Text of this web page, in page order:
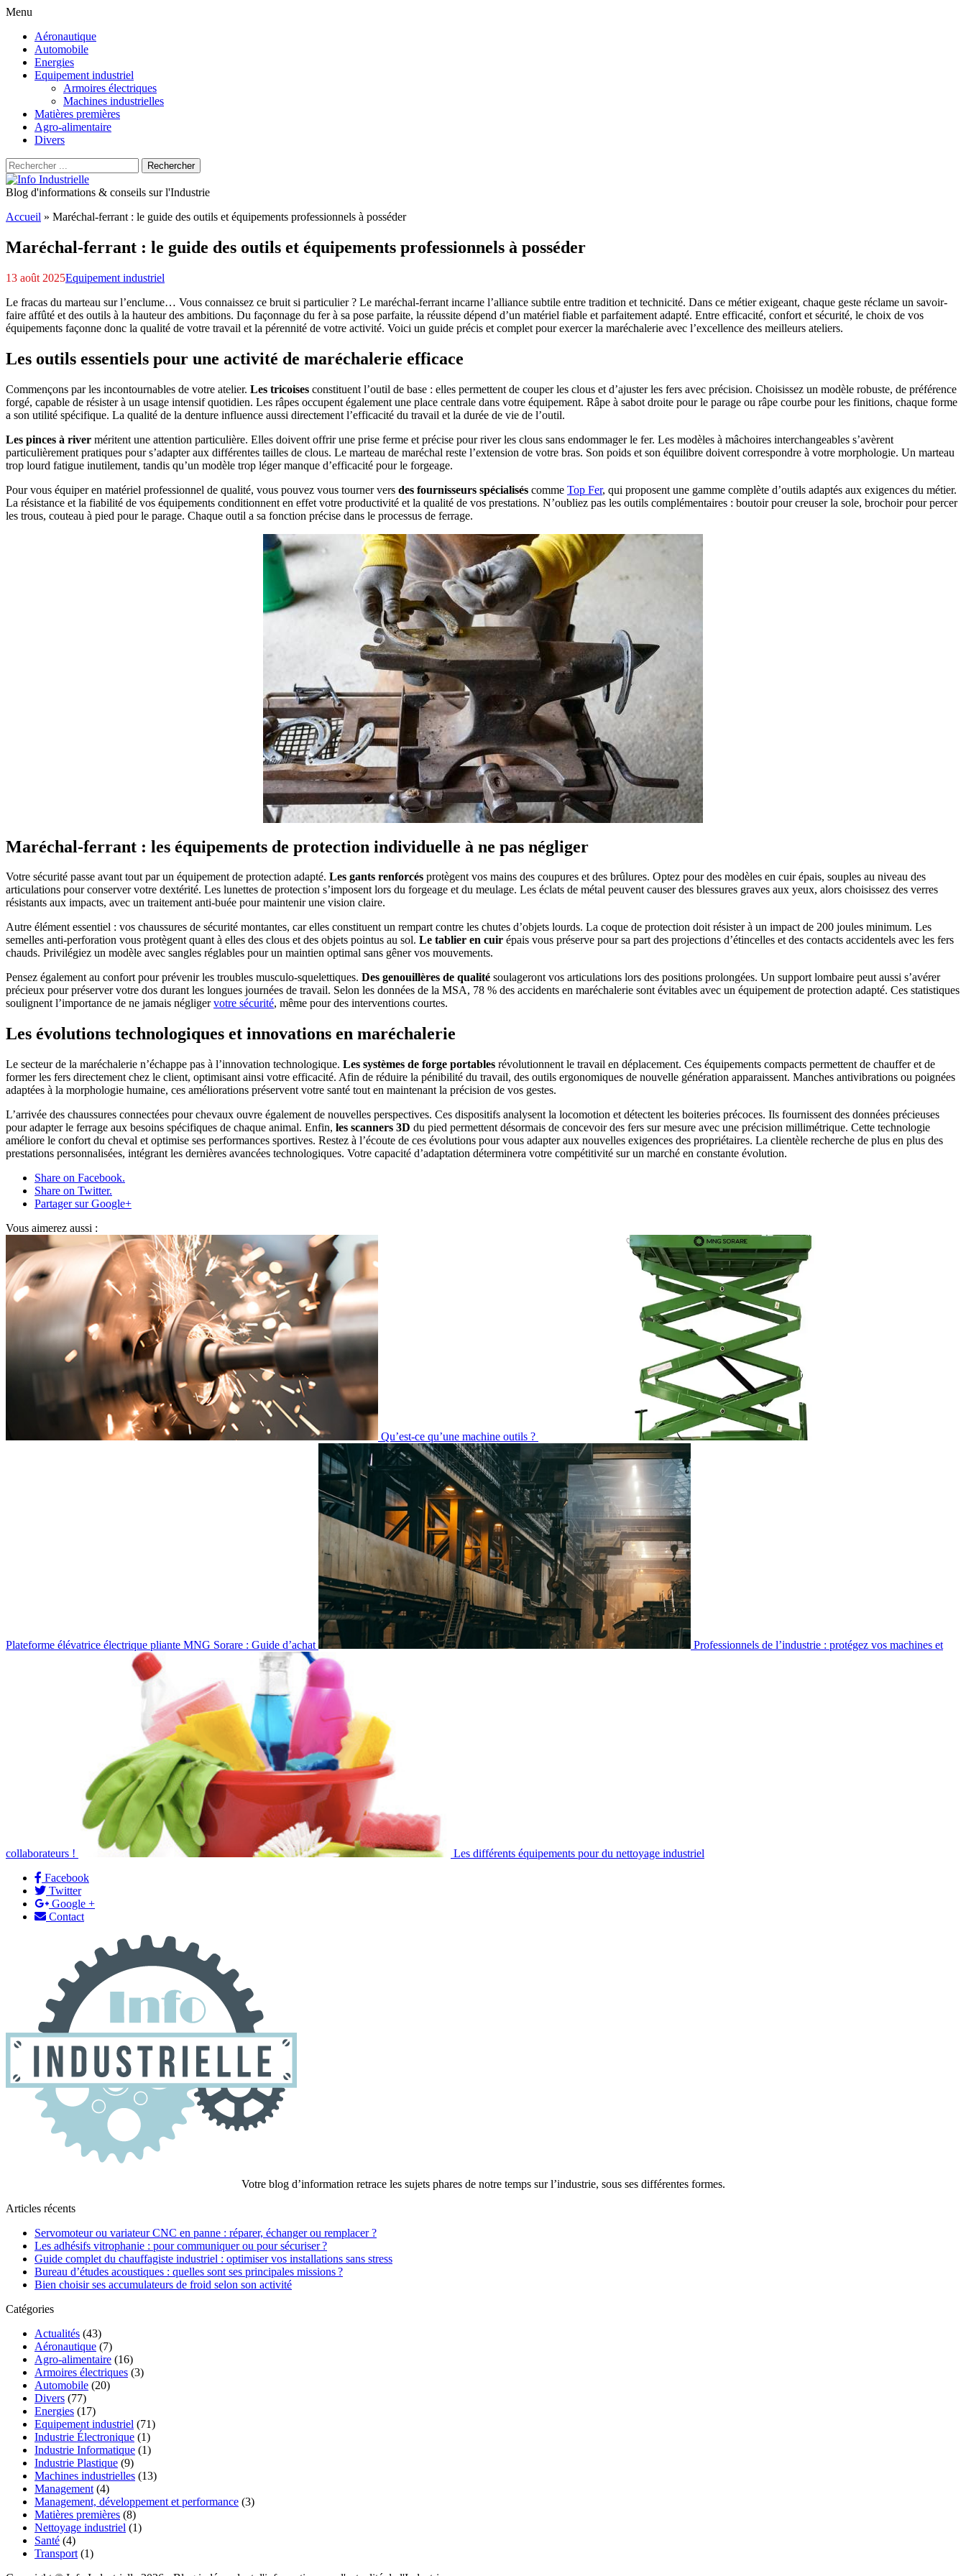
Menu
contenu
principal
Aéronautique
Automobile
Energies
Equipement industriel
Armoires électriques
Machines industrielles
Matières premières
Agro-alimentaire
Divers
Recherche
pour
:
Rechercher
Blog d'informations & conseils sur l'Industrie
Accueil » Maréchal-ferrant : le guide des outils et équipements professionnels à posséder
Maréchal-ferrant : le guide des outils et équipements professionnels à posséder
13 août 2025Equipement industriel
Le fracas du marteau sur l’enclume… Vous connaissez ce bruit si particulier ? Le maréchal-ferrant incarne l’alliance subtile entre tradition et technicité. Dans ce métier exigeant, chaque geste réclame un savoir-
faire affûté et des outils à la hauteur des ambitions. Du façonnage du fer à sa pose parfaite, la réussite dépend d’un matériel fiable et parfaitement adapté. Entre efficacité, confort et sécurité, le choix de vos
équipements façonne donc la qualité de votre travail et la pérennité de votre activité. Voici un guide précis et complet pour exercer la maréchalerie avec l’excellence des meilleurs ateliers.
Les outils essentiels pour une activité de maréchalerie efficace
Commençons par les incontournables de votre atelier. Les tricoises constituent l’outil de base : elles permettent de couper les clous et d’ajuster les fers avec précision. Choisissez un modèle robuste, de préférence
forgé, capable de résister à un usage intensif quotidien. Les râpes occupent également une place centrale dans votre équipement. Râpe à sabot droite pour le parage ou râpe courbe pour les finitions, chaque forme
a son utilité spécifique. La qualité de la denture influence aussi directement l’efficacité du travail et la durée de vie de l’outil.
Les pinces à river méritent une attention particulière. Elles doivent offrir une prise ferme et précise pour river les clous sans endommager le fer. Les modèles à mâchoires interchangeables s’avèrent
particulièrement pratiques pour s’adapter aux différentes tailles de clous. Le marteau de maréchal reste l’extension de votre bras. Son poids et son équilibre doivent correspondre à votre morphologie. Un marteau
trop lourd fatigue inutilement, tandis qu’un modèle trop léger manque d’efficacité pour le forgeage.
Pour vous équiper en matériel professionnel de qualité, vous pouvez vous tourner vers des fournisseurs spécialisés comme Top Fer, qui proposent une gamme complète d’outils adaptés aux exigences du métier.
La résistance et la fiabilité de vos équipements conditionnent en effet votre productivité et la qualité de vos prestations. N’oubliez pas les outils complémentaires : boutoir pour creuser la sole, brochoir pour percer
les trous, couteau à pied pour le parage. Chaque outil a sa fonction précise dans le processus de ferrage.
Maréchal-ferrant : les équipements de protection individuelle à ne pas négliger
Votre sécurité passe avant tout par un équipement de protection adapté. Les gants renforcés protègent vos mains des coupures et des brûlures. Optez pour des modèles en cuir épais, souples au niveau des
articulations pour conserver votre dextérité. Les lunettes de protection s’imposent lors du forgeage et du meulage. Les éclats de métal peuvent causer des blessures graves aux yeux, alors choisissez des verres
résistants aux impacts, avec un traitement anti-buée pour maintenir une vision claire.
Autre élément essentiel : vos chaussures de sécurité montantes, car elles constituent un rempart contre les chutes d’objets lourds. La coque de protection doit résister à un impact de 200 joules minimum. Les
semelles anti-perforation vous protègent quant à elles des clous et des objets pointus au sol. Le tablier en cuir épais vous préserve pour sa part des projections d’étincelles et des contacts accidentels avec les fers
chauds. Privilégiez un modèle avec sangles réglables pour un maintien optimal sans gêner vos mouvements.
Pensez également au confort pour prévenir les troubles musculo-squelettiques. Des genouillères de qualité soulageront vos articulations lors des positions prolongées. Un support lombaire peut aussi s’avérer
précieux pour préserver votre dos durant les longues journées de travail. Selon les données de la MSA, 78 % des accidents en maréchalerie sont évitables avec un équipement de protection adapté. Ces statistiques
soulignent l’importance de ne jamais négligervotre sécurité, même pour des interventions courtes.
Les évolutions technologiques et innovations en maréchalerie
Le secteur de la maréchalerie n’échappe pas à l’innovation technologique. Les systèmes de forge portables révolutionnent le travail en déplacement. Ces équipements compacts permettent de chauffer et de
former les fers directement chez le client, optimisant ainsi votre efficacité. Afin de réduire la pénibilité du travail, des outils ergonomiques de nouvelle génération apparaissent. Manches antivibrations ou poignées
adaptées à la morphologie humaine, ces améliorations préservent votre santé tout en maintenant la précision de vos gestes.
L’arrivée des chaussures connectées pour chevaux ouvre également de nouvelles perspectives. Ces dispositifs analysent la locomotion et détectent les boiteries précoces. Ils fournissent des données précieuses
pour adapter le ferrage aux besoins spécifiques de chaque animal. Enfin, les scanners 3D du pied permettent désormais de concevoir des fers sur mesure avec une précision millimétrique. Cette technologie
améliore le confort du cheval et optimise ses performances sportives. Restez à l’écoute de ces évolutions pour vous adapter aux nouvelles exigences des propriétaires. La clientèle recherche de plus en plus des
prestations personnalisées, intégrant les dernières avancées technologiques. Votre capacité d’adaptation déterminera votre compétitivité sur un marché en constante évolution.
Share on Facebook.
Share on Twitter.
Partager sur Google+
Vous aimerez aussi :
Qu’est-ce qu’une machine outils ?
Plateforme élévatrice électrique pliante MNG Sorare : Guide d’achat Professionnels de l’industrie : protégez vos machines et
collaborateurs !
Les différents équipements pour du nettoyage industriel
Facebook
Twitter
Google +
Contact
Votre blog d’information retrace les sujets phares de notre temps sur l’industrie, sous ses différentes formes.
Articles récents
Servomoteur ou variateur CNC en panne : réparer, échanger ou remplacer ?
Les adhésifs vitrophanie : pour communiquer ou pour sécuriser ?
Guide complet du chauffagiste industriel : optimiser vos installations sans stress
Bureau d’études acoustiques : quelles sont ses principales missions ?
Bien choisir ses accumulateurs de froid selon son activité
Catégories
Actualités (43)
Aéronautique (7)
Agro-alimentaire (16)
Armoires électriques (3)
Automobile (20)
Divers (77)
Energies (17)
Equipement industriel (71)
Industrie Électronique (1)
Industrie Informatique (1)
Industrie Plastique (9)
Machines industrielles (13)
Management (4)
Management, développement et performance (3)
Matières premières (8)
Nettoyage industriel (1)
Santé (4)
Transport (1)